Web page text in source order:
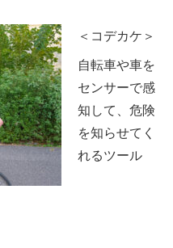
＜コデカケ＞
自転車や車を
センサーで感
知して、危険
を知らせてく
れるツール